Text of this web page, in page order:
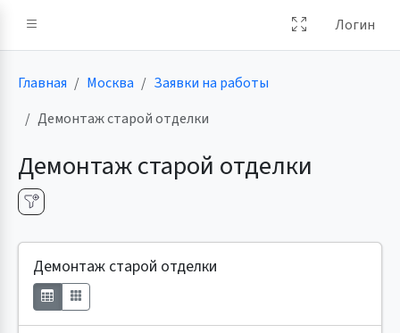
Логин
Главная Москва
Заявки на работы
Демонтаж старой отделки
Демонтаж старой отделки
Демонтаж старой отделки